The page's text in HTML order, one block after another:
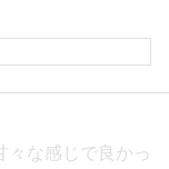
々な感じで良かっ